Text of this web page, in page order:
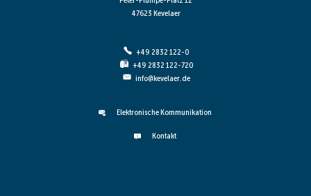
47623 Kevelaer
+49 2832 122-0
+49 2832 122-720
info@kevelaer.de
Elektronische Kommunikation
Kontakt